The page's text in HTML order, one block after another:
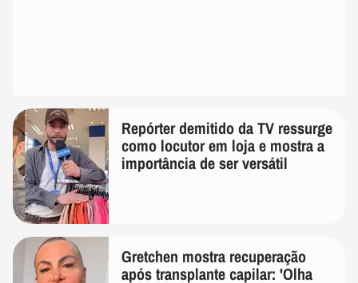
Repórter demitido da TV ressurge
como locutor em loja e mostra a
importância de ser versátil
Gretchen mostra recuperação
após transplante capilar: 'Olha